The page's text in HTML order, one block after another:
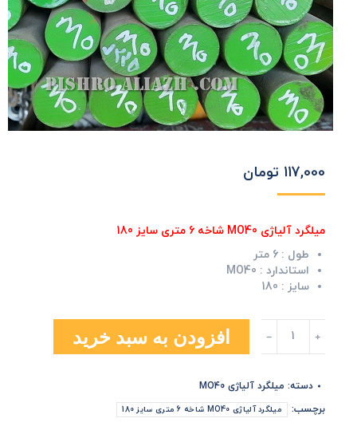
117,000 تومان
میلگرد آلیاژی MO40 شاخه 6 متری سایز 180
طول : 6 متر
استاندارد : MO40
سایز : 180
آلیاژی
MO40
6
متری
سایز
افزودن به سبد خرید
دسته: میلگرد آلیاژی MO40
برچسب:
میلگرد آلیاژی MO40 شاخه 6 متری سایز 180